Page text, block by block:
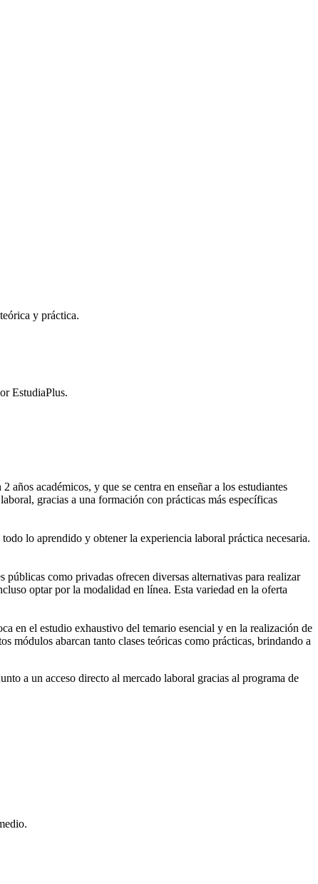
y práctica.
EstudiaPlus.
académicos, y que se centra en enseñar a los estudiantes
gracias a una formación con prácticas más específicas
lo aprendido y obtener la experiencia laboral práctica necesaria.
como privadas ofrecen diversas alternativas para realizar
optar por la modalidad en línea. Esta variedad en la oferta
en el estudio exhaustivo del temario esencial y en la realización de
módulos abarcan tanto clases teóricas como prácticas, brindando a
a un acceso directo al mercado laboral gracias al programa de